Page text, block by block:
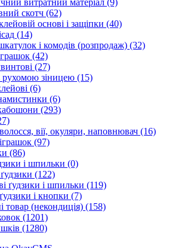
витратний матеріал (9)
скотч (62)
основі і защіпки (40)
(14)
і комодів (розпродаж) (32)
(42)
(27)
рухомою зіницею (15)
(6)
(6)
(293)
вії, окуляри, наповнювач (16)
(97)
(86)
і шпильки (0)
(122)
ґудзики і шпильки (119)
і кнопки (7)
товар (некондиція) (158)
(1201)
(1280)